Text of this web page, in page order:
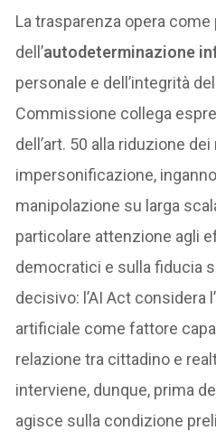
La trasparenza opera
dell’autodeterminazione
personale e dell’integrità
Commissione collega
dell’art. 50 alla riduzione
impersonificazione,
manipolazione su larga
particolare attenzione agli
democratici e sulla fiducia
decisivo: l’AI Act considera
artificiale come fattore
relazione tra cittadino e
interviene, dunque, prima
agisce sulla condizione